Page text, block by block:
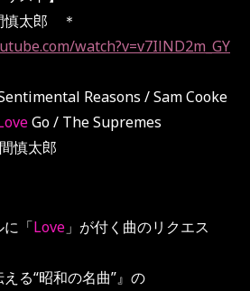
慎太郎 ＊
watch?v=v7IlND2m_GY
Reasons / Sam Cooke
Go / The Supremes
慎太郎
に「Love 」が付く曲のリクエス
る“昭和の名曲”』の